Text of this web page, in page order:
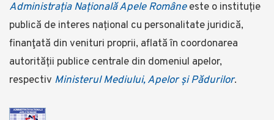
Administrația Națională Apele Româneeste o instituție
publică de interes național cu personalitate juridică,
finanţată din venituri proprii, aflată în coordonarea
autorității publice centrale din domeniul apelor,
respectiv Ministerul Mediului, Apelor și Pădurilor.